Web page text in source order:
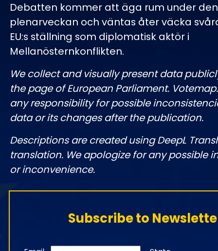
Debatten kommer att äga rum under
plenarveckan och väntas åter väcka
EU:s ställning som diplomatisk aktör i
Mellanösternkonflikten.
We collect and visually present data
the page of European Parliament.
any responsibility for possible
data or its changes after the publication.
Descriptions are created using DeepL
translation. We apologize for any possible
or inconvenience.
Subscribe to